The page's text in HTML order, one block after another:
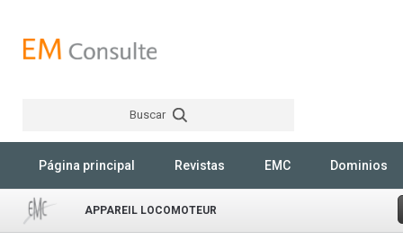
Buscar
Página principal Revistas EMC Dominios
APPAREIL LOCOMOTEUR